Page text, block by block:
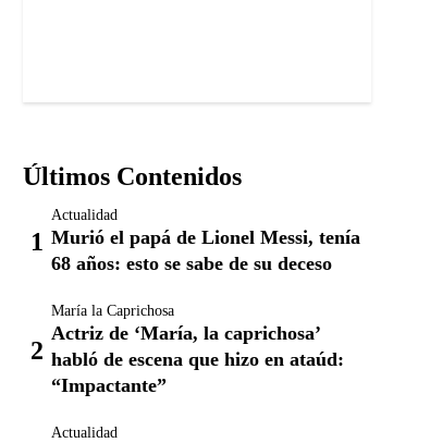
Últimos Contenidos
Actualidad
Murió el papá de Lionel Messi, tenía
68 años: esto se sabe de su deceso
María la Caprichosa
Actriz de ‘María, la caprichosa’
habló de escena que hizo en ataúd:
“Impactante”
Actualidad